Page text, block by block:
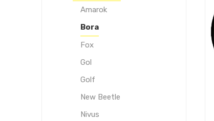
Amarok
Bora
Fox
Gol
Golf
New Beetle
Nivus